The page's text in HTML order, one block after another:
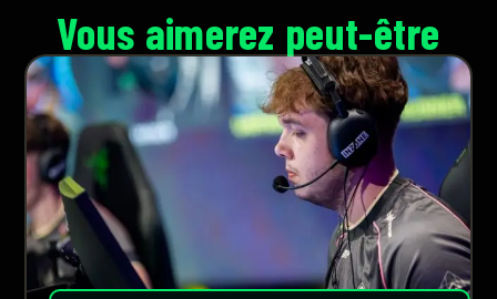
Vous aimerez peut-être